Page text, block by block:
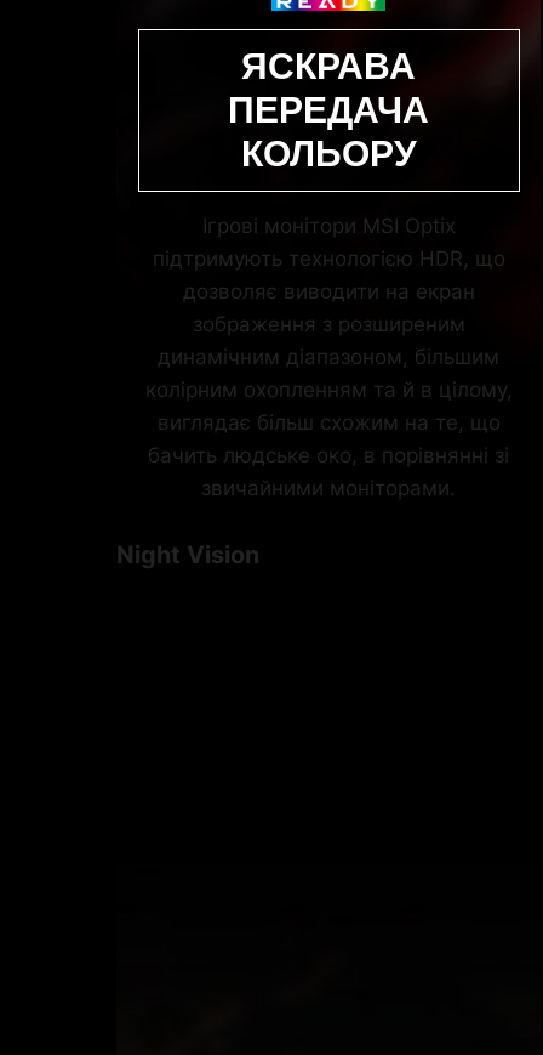
ЯСКРАВА
ПЕРЕДАЧА
КОЛЬОРУ
Ігрові монітори MSI Optix
підтримують технологією HDR, що
дозволяє виводити на екран
зображення з розширеним
динамічним діапазоном, більшим
колірним охопленням та й в цілому,
виглядає більш схожим на те, що
бачить людське око, в порівнянні зі
звичайними моніторами.
Night Vision